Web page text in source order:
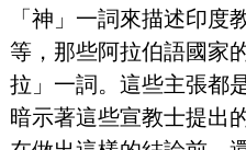
「神」一詞來描述印度
等，那些阿拉伯語國家
拉」一詞。這些主張都
暗示著這些宣教士提出